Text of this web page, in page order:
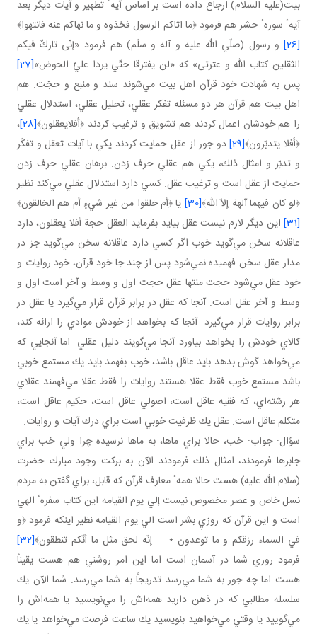
بيت(عليه السلام) ارجاع داده است بر اساس آيهٴ تطهير و آيات ديگر بعد
آيهٴ سورهٴ حشر هم فرمود ﴿ما اتاكم الرسول فخذوه و ما نهاكم عنه فانتهوا﴾
[26]
و رسول (صلّي الله عليه و آله و سلّم) هم فرمود «إنّى تاركٌ فيكم
الثقلين كتاب الله و عترتى» كه «لن يفترقا حتّي يردا عليّ الحوض»[27]
پس به شهادت خود قرآن اهل بيت مي‌شوند سند و منبع و حجّت. هم
اهل بيت هم قرآن هر دو مسئله تفكر عقلي، تحليل عقلي، استدلال عقلي
را هم خودشان اعمال كردند هم تشويق و ترغيب كردند ﴿أفلايعقلون﴾[28]
،
﴿أفلا يتدبّرون﴾[29]
دو جور از عقل حمايت كردند يكي با آيات تعقل و تفكّر
و تدبّر و امثال ذلك، يكي هم عقلي حرف زدن. برهان عقلي حرف زدن
حمايت از عقل است و ترغيب عقل. كسي دارد استدلال عقلي مي‌كند نظير
﴿لو كان فيهما آلهة إلاّ الله﴾[30]
يا ﴿أم خلقوا من غير شيءٍ أم هم الخالقون﴾
[31]
اين ديگر لازم نيست عقل بيايد بفرمايد العقل حجة أفلا يعقلون، دارد
عاقلانه سخن مي‌گويد خوب اگر كسي دارد عاقلانه سخن مي‌گويد جز در
مدار عقل سخن فهميده نمي‌شود پس از چند جا خود قرآن، خود روايات و
خود عقل مي‌شود حجت منتها عقل حجت اول و وسط و آخر است اول و
وسط و آخر عقل است. آنجا كه عقل در برابر قرآن قرار مي‌گيرد يا عقل در
برابر روايات قرار مي‌گيرد آنجا كه بخواهد از خودش موادي را ارائه كند،
كالاي خودش را بخواهد بياورد آنجا مي‌گويند دليل عقلي. اما آنجايي كه
مي‌خواهد گوش بدهد بايد عاقل باشد، خوب بفهمد بايد يك مستمع خوبي
باشد مستمع خوب فقط عقلا هستند روايات را فقط عقلا مي‌فهمند عقلاي
هر رشته‌اي، كه فقيه عاقل است، اصولي عاقل است، حكيم عاقل است،
متكلم عاقل است. عقل يك ظرفيت خوبي است براي درك آيات و روايات.
سؤال: جواب: خب، حالا براي ما‌ها، به ماها نرسيده چرا ولي خب براي
جابر‌ها فرمودند، امثال ذلك فرمودند الآن به بركت وجود مبارك حضرت
(سلام الله عليه) هست حالا همهٴ معارف قرآن كه قابل، براي گفتن به مردم
نسل خاص و عصر مخصوص نيست إلي يوم القيامه اين كتاب سفرهٴ الهي
است و اين قرآن كه روزيِ بشر است الي يوم القيامه نظير اينكه فرمود ﴿و
في السماء رزقكم و ما توعدون ٭ ... إنّه لحق مثل ما أنّكم تنطقون﴾[32]
فرمود روزي شما در آسمان است اما اين امر روشني هم هست يقيناً
هست اما چه جور به شما مي‌رسد تدريجاً به شما مي‌رسد. شما الآن يك
سلسله مطالبي كه در ذهن داريد همه‌اش را مي‌نويسيد يا همه‌اش را
مي‌گوييد يا وقتي مي‌خواهيد بنويسيد يك ساعت فرصت مي‌خواهد يا يك